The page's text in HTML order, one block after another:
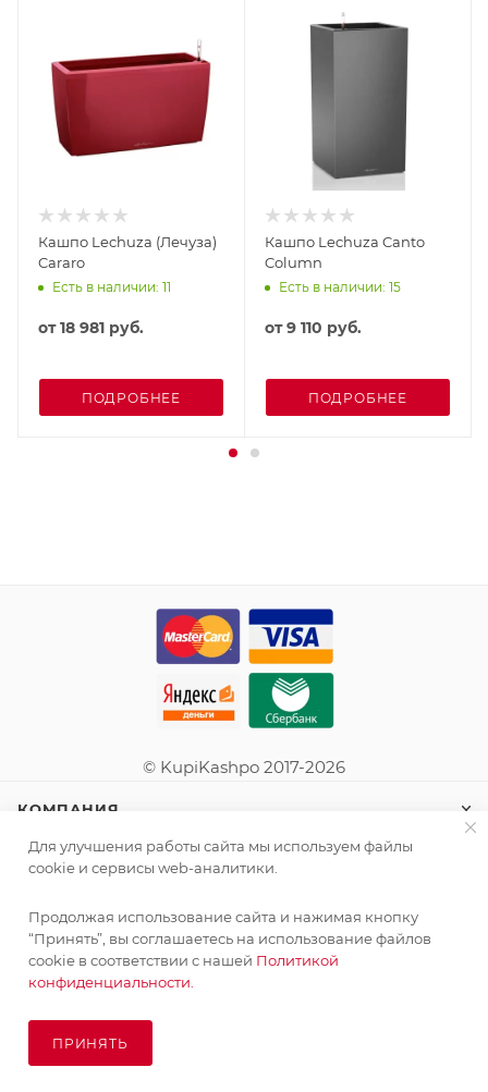
Кашпо Lechuza (Лечуза)
Cararo
Есть в наличии: 11
от18 981 руб.
ПОДРОБНЕЕ
Кашпо Lechuza Canto
Column
Есть в наличии: 15
от9 110 руб.
ПОДРОБНЕЕ
© KupiKashpo 2017-2026
КОМПАНИЯ
ИНФОРМАЦИЯ
ПОМОЩЬ
ПОДПИСАТЬСЯ НА РАССЫЛКУ
Для улучшения работы сайта мы используем файлы
cookie и сервисы web-аналитики.
Продолжая использование сайта и нажимая кнопку
“Принять”, вы соглашаетесь на использование файлов
cookie в соответствии с нашей Политикой
конфиденциальности.
ПРИНЯТЬ